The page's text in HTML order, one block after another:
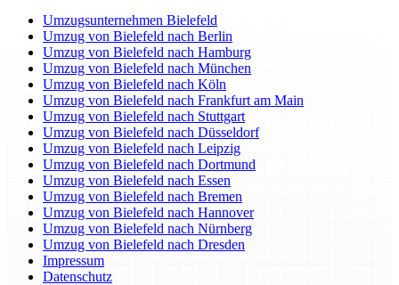
Umzugsunternehmen Bielefeld
Umzug von Bielefeld nach Berlin
Umzug von Bielefeld nach Hamburg
Umzug von Bielefeld nach München
Umzug von Bielefeld nach Köln
Umzug von Bielefeld nach Frankfurt am Main
Umzug von Bielefeld nach Stuttgart
Umzug von Bielefeld nach Düsseldorf
Umzug von Bielefeld nach Leipzig
Umzug von Bielefeld nach Dortmund
Umzug von Bielefeld nach Essen
Umzug von Bielefeld nach Bremen
Umzug von Bielefeld nach Hannover
Umzug von Bielefeld nach Nürnberg
Umzug von Bielefeld nach Dresden
Impressum
Datenschutz